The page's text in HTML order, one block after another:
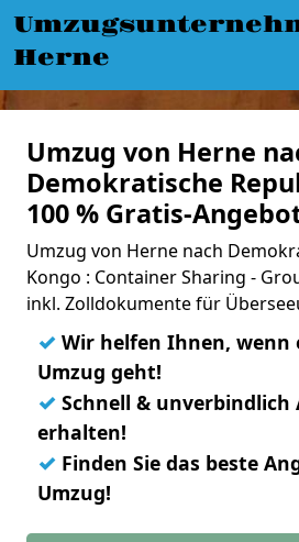
Herne
Umzug von Herne
Demokratische
100 % Gratis-
Umzug von Herne nach
Kongo : Container Sharing -
inkl. Zolldokumente für
✓ Wir helfen Ihnen, wenn
Umzug geht!
✓ Schnell & unverbindlich
erhalten!
✓ Finden Sie das beste
Umzug!